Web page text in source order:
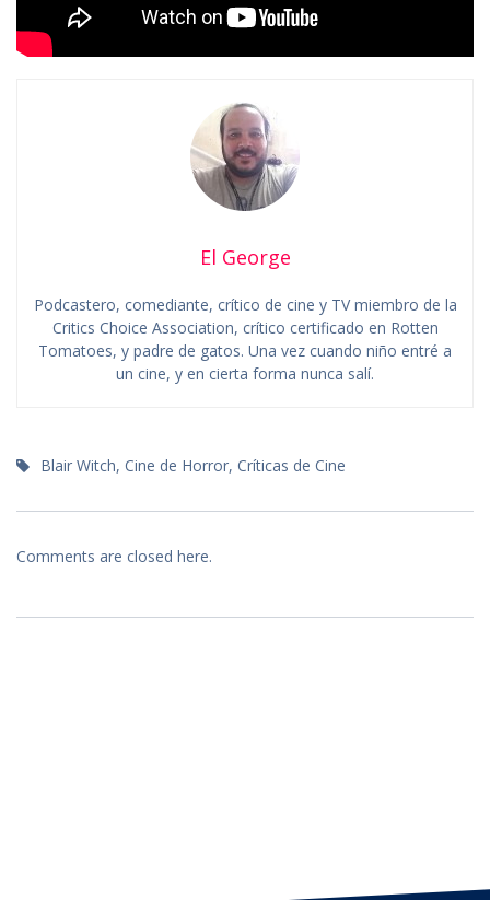
El George
Podcastero, comediante, crítico de cine y TV miembro de la
Critics Choice Association, crítico certificado en Rotten
Tomatoes, y padre de gatos. Una vez cuando niño entré a
un cine, y en cierta forma nunca salí.
Blair Witch, Cine de Horror, Críticas de Cine
Comments are closed here.